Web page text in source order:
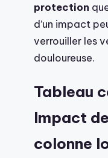
protection
d’un impact
verrouiller les
douloureuse.
Tableau
Impact
colonne